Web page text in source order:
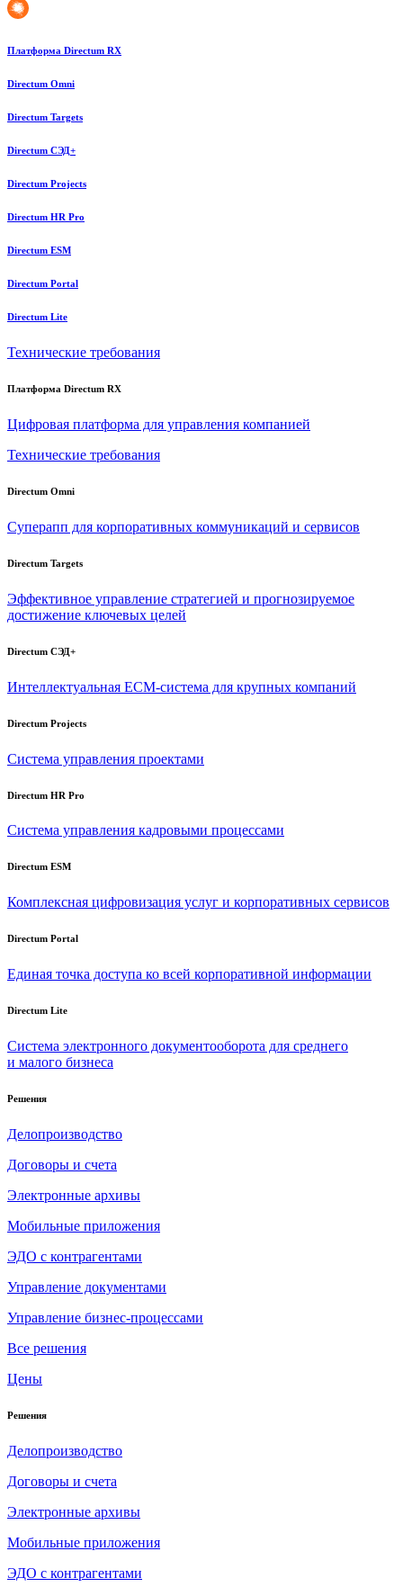
Платформа Directum RX
Directum Omni
Directum Targets
Directum СЭД+
Directum Projects
Directum HR Pro
Directum ESM
Directum Portal
Directum Lite
Технические требования
Платформа Directum RX
Цифровая платформа для управления компанией
Технические требования
Directum Omni
Суперапп для корпоративных коммуникаций и сервисов
Directum Targets
Эффективное управление стратегией и прогнозируемое
достижение ключевых целей
Directum СЭД+
Интеллектуальная ECM-система для крупных компаний
Directum Projects
Система управления проектами
Directum HR Pro
Система управления кадровыми процессами
Directum ESM
Комплексная цифровизация услуг и корпоративных сервисов
Directum Portal
Единая точка доступа ко всей корпоративной информации
Directum Lite
Система электронного документооборота для среднего
и малого бизнеса
Решения
Делопроизводство
Договоры и счета
Электронные архивы
Мобильные приложения
ЭДО с контрагентами
Управление документами
Управление бизнес-процессами
Все решения
Цены
Решения
Делопроизводство
Договоры и счета
Электронные архивы
Мобильные приложения
ЭДО с контрагентами